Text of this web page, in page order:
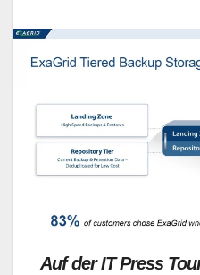
Auf der IT Press